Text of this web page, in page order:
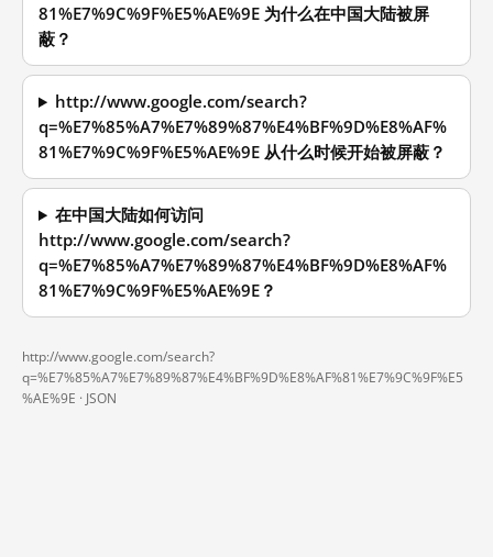
81%E7%9C%9F%E5%AE%9E 为什么在中国大陆被屏
蔽？
http://www.google.com/search?
q=%E7%85%A7%E7%89%87%E4%BF%9D%E8%AF%
81%E7%9C%9F%E5%AE%9E 从什么时候开始被屏蔽？
在中国大陆如何访问
http://www.google.com/search?
q=%E7%85%A7%E7%89%87%E4%BF%9D%E8%AF%
81%E7%9C%9F%E5%AE%9E？
http://www.google.com/search?
q=%E7%85%A7%E7%89%87%E4%BF%9D%E8%AF%81%E7%9C%9F%E5
%AE%9E · JSON